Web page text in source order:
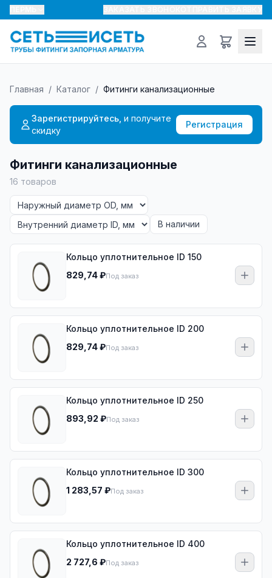
Главная / Каталог / Фитинги канализационные
Зарегистрируйтесь, и получите
скидку
Регистрация
Фитинги канализационные
16 товаров
В наличии
Кольцо уплотнительное ID 150
829,74 ₽Под заказ
Кольцо уплотнительное ID 200
829,74 ₽Под заказ
Кольцо уплотнительное ID 250
893,92 ₽Под заказ
Кольцо уплотнительное ID 300
1 283,57 ₽Под заказ
Кольцо уплотнительное ID 400
2 727,6 ₽Под заказ